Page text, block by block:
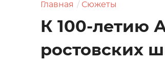
Главная Сюжеты
К 100-летию
ростовских